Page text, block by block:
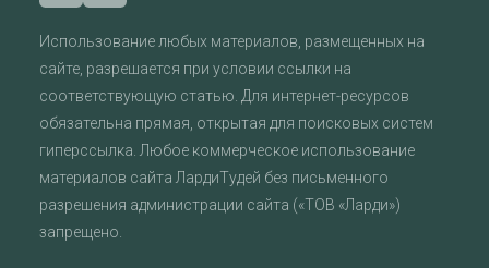
Использование любых материалов, размещенных на
сайте, разрешается при условии ссылки на
соответствующую статью. Для интернет-ресурсов
обязательна прямая, открытая для поисковых систем
гиперссылка. Любое коммерческое использование
материалов сайта ЛардиТудей без письменного
разрешения администрации сайта («ТОВ «Ларди»)
запрещено.